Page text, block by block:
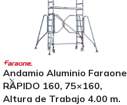
Andamio Aluminio Faraone
RAPIDO 160, 75×160,
Altura de Trabajo 4.00 m.